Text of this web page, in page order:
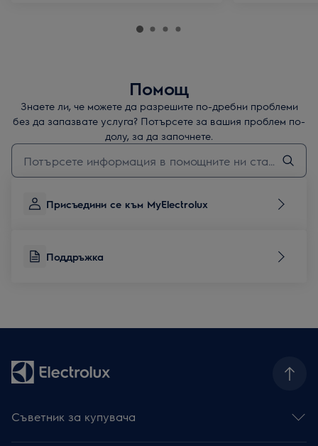
Помощ
Знаете ли, че можете да разрешите по-дребни проблеми
без да запазвате услуга? Потърсете за вашия проблем по-
долу, за да започнете.
Въведете текст за да потърсите статии за поддръжка
Присъедини се към MyElectrolux
Поддръжка
Съветник за купувача